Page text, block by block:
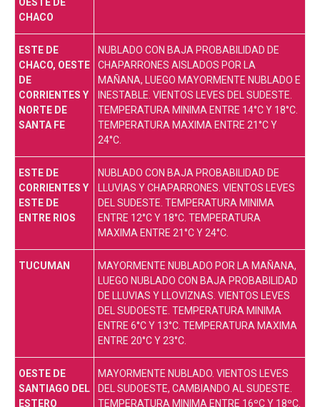
CHACO
ESTE DE
CHACO, OESTE
DE
CORRIENTES Y
NORTE DE
SANTA FE
NUBLADO CON BAJA PROBABILIDAD DE
CHAPARRONES AISLADOS POR LA
MAÑANA, LUEGO MAYORMENTE NUBLADO E
INESTABLE. VIENTOS LEVES DEL SUDESTE.
TEMPERATURA MINIMA ENTRE 14°C Y 18°C.
TEMPERATURA MAXIMA ENTRE 21°C Y
24°C.
ESTE DE
CORRIENTES Y
ESTE DE
ENTRE RIOS
NUBLADO CON BAJA PROBABILIDAD DE
LLUVIAS Y CHAPARRONES. VIENTOS LEVES
DEL SUDESTE. TEMPERATURA MINIMA
ENTRE 12°C Y 18°C. TEMPERATURA
MAXIMA ENTRE 21°C Y 24°C.
TUCUMAN
MAYORMENTE NUBLADO POR LA MAÑANA,
LUEGO NUBLADO CON BAJA PROBABILIDAD
DE LLUVIAS Y LLOVIZNAS. VIENTOS LEVES
DEL SUDOESTE. TEMPERATURA MINIMA
ENTRE 6°C Y 13°C. TEMPERATURA MAXIMA
ENTRE 20°C Y 23°C.
OESTE DE
SANTIAGO DEL
ESTERO
MAYORMENTE NUBLADO. VIENTOS LEVES
DEL SUDOESTE, CAMBIANDO AL SUDESTE.
TEMPERATURA MINIMA ENTRE 16ºC Y 18ºC.